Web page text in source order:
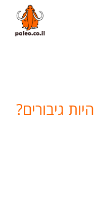
גיבורים?